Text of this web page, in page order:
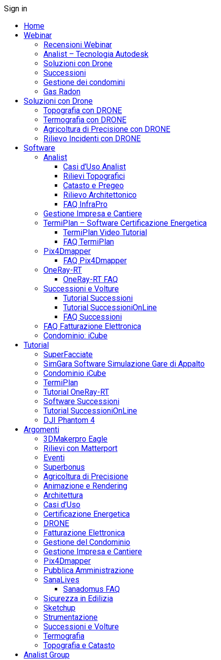
Sign in
Home
Webinar
Recensioni Webinar
Analist – Tecnologia Autodesk
Soluzioni con Drone
Successioni
Gestione dei condomini
Gas Radon
Soluzioni con Drone
Topografia con DRONE
Termografia con DRONE
Agricoltura di Precisione con DRONE
Rilievo Incidenti con DRONE
Software
Analist
Casi d’Uso Analist
Rilievi Topografici
Catasto e Pregeo
Rilievo Architettonico
FAQ InfraPro
Gestione Impresa e Cantiere
TermiPlan – Software Certificazione Energetica
TermiPlan Video Tutorial
FAQ TermiPlan
Pix4Dmapper
FAQ Pix4Dmapper
OneRay-RT
OneRay-RT FAQ
Successioni e Volture
Tutorial Successioni
Tutorial SuccessioniOnLine
FAQ Successioni
FAQ Fatturazione Elettronica
Condominio: iCube
Tutorial
SuperFacciate
SimGara Software Simulazione Gare di Appalto
Condominio iCube
TermiPlan
Tutorial OneRay-RT
Software Successioni
Tutorial SuccessioniOnLine
DJI Phantom 4
Argomenti
3DMakerpro Eagle
Rilievi con Matterport
Eventi
Superbonus
Agricoltura di Precisione
Animazione e Rendering
Architettura
Casi d’Uso
Certificazione Energetica
DRONE
Fatturazione Elettronica
Gestione del Condominio
Gestione Impresa e Cantiere
Pix4Dmapper
Pubblica Amministrazione
SanaLives
Sanadomus FAQ
Sicurezza in Edilizia
Sketchup
Strumentazione
Successioni e Volture
Termografia
Topografia e Catasto
Analist Group